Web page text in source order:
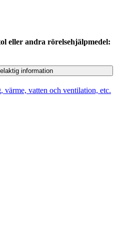
eller andra rörelsehjälpmedel:
information
värme, vatten och ventilation, etc.